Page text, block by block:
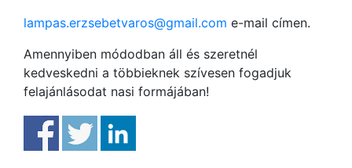
lampas.erzsebetvaros@gmail.com e-mail címen.
Amennyiben módodban áll és szeretnél
kedveskedni a többieknek szívesen fogadjuk
felajánlásodat nasi formájában!